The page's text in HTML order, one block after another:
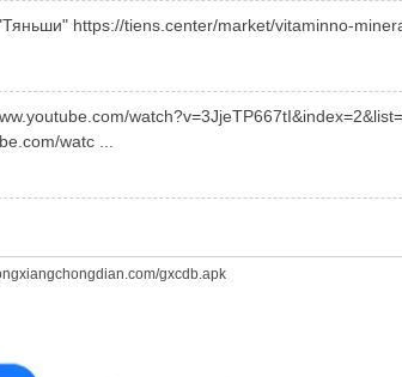
https://tiens.center/market/vitaminno-
watc ...
gxcdb.apk